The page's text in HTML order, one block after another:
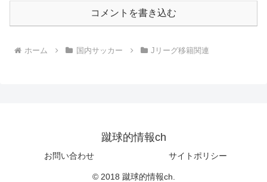
コメントを書き込む
ホーム 国内サッカー Jリーグ移籍関連
蹴球的情報ch
お問い合わせ サイトポリシー
© 2018 蹴球的情報ch.